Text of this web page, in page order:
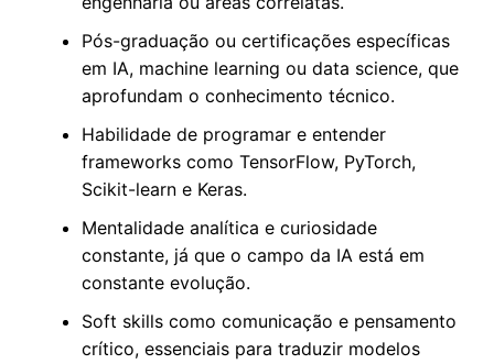
Pós-graduação ou certificações específicas
em IA, machine learning ou data science, que
aprofundam o conhecimento técnico.
Habilidade de programar e entender
frameworks como TensorFlow, PyTorch,
Scikit-learn e Keras.
Mentalidade analítica e curiosidade
constante, já que o campo da IA está em
constante evolução.
Soft skills como comunicação e pensamento
crítico, essenciais para traduzir modelos